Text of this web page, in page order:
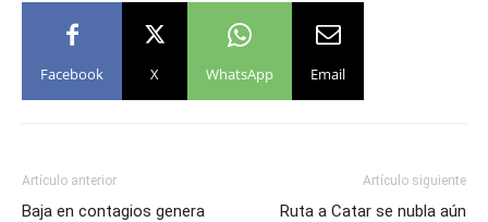
Facebook X WhatsApp Email
Artículo anterior
Baja en contagios genera
Artículo siguiente
Ruta a Catar se nubla aún